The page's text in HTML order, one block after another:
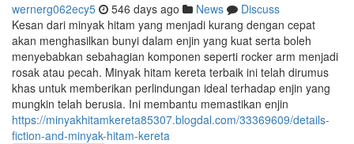
wernerg062ecy5 546 days ago News
Discuss
Kesan dari minyak hitam yang menjadi kurang dengan cepat
akan menghasilkan bunyi dalam enjin yang kuat serta boleh
menyebabkan sebahagian komponen seperti rocker arm menjadi
rosak atau pecah. Minyak hitam kereta terbaik ini telah dirumus
khas untuk memberikan perlindungan ideal terhadap enjin yang
mungkin telah berusia. Ini membantu memastikan enjin
https://minyakhitamkereta85307.blogdal.com/33369609/details-
fiction-and-minyak-hitam-kereta